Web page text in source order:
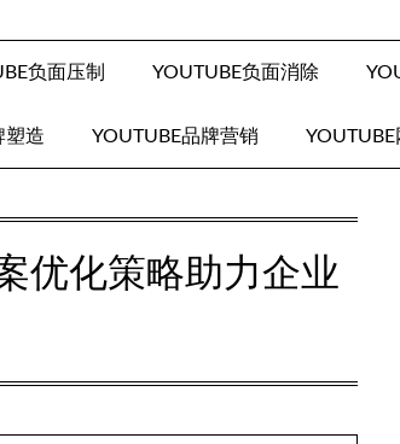
负面压制 YOUTUBE负面消除
塑造 YOUTUBE品牌营销
优化策略助力企业